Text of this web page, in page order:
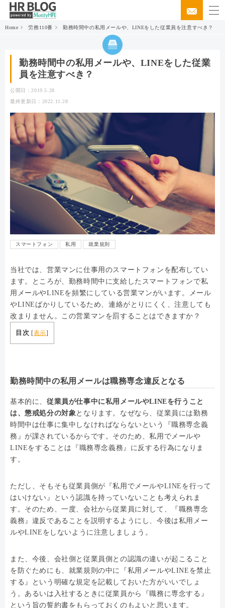
Home 労務110番 勤務時間中の私用メールや、LINEをした従業員を注意すべき？
勤務時間中の私用メールや、LINEをした従業
員を注意すべき？
公開日：2019.5.28
最終更新日：2022.11.28
スマートフォン 私用 就業規則
当社では、営業マンに仕事用のスマートフォンを配布してい
ます。ところが、勤務時間中に支給したスマートフォンで私
用メールやLINEを頻繁にしている営業マンがいます。メール
やLINEばかりしているため、連絡がとりにくく、注意しても
改まりません。この営業マンを罰することはできますか？
目次 [表示]
勤務時間中の私用メールは職務専念違反となる
基本的に、 従業員が仕事中に私用メールやLINEを行うこと
は、懲戒処分の対象 となります。なぜなら、従業員には勤務
時間中は仕事に集中しなければならないという『職務専念義
務』が課されているからです。そのため、私用でメールや
LINEをすることは『職務専念義務』に反する行為になりま
す。
ただし、そもそも従業員側が『私用でメールやLINEを行って
はいけない』という認識を持っていないことも考えられま
す。そのため、一度、会社から従業員に対して、『職務専念
義務』違反であることを説明するようにし、今後は私用メー
ルやLINEをしないように注意しましょう。
また、今後、会社側と従業員側との認識の違いが起こること
を防ぐためにも、就業規則の中に『私用メールやLINEを禁止
する』という明確な規定を記載しておいた方がいいでしょ
う。あるいは入社するときに従業員から『職務に専念する』
という旨の誓約書をもらっておくのもよいと思います。